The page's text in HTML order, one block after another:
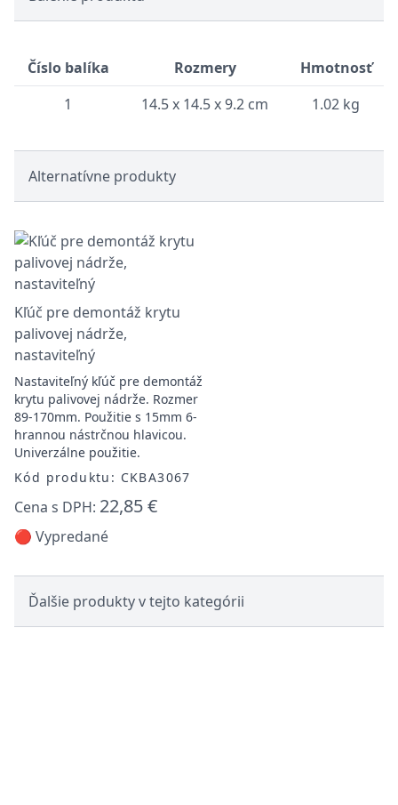
Číslo balíka Rozmery
Hmotnosť
1
14.5 x 14.5 x 9.2 cm 1.02 kg
Alternatívne produkty
Kľúč pre demontáž krytu
palivovej nádrže,
nastaviteľný
Nastaviteľný kľúč pre demontáž
krytu palivovej nádrže. Rozmer
89-170mm. Použitie s 15mm 6-
hrannou nástrčnou hlavicou.
Univerzálne použitie.
Kód produktu: CKBA3067
Cena s DPH: 22,85 €
🔴 Vypredané
Ďalšie produkty v tejto kategórii